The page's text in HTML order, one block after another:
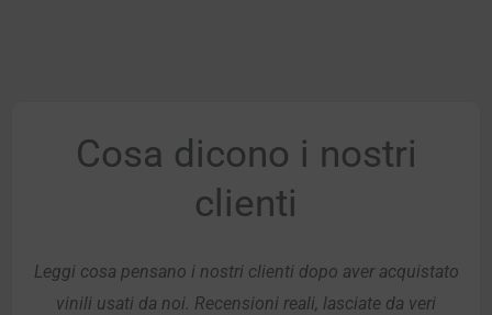
Cosa dicono i nostri
clienti
Leggi cosa pensano i nostri clienti dopo aver acquistato
vinili usati da noi. Recensioni reali, lasciate da veri